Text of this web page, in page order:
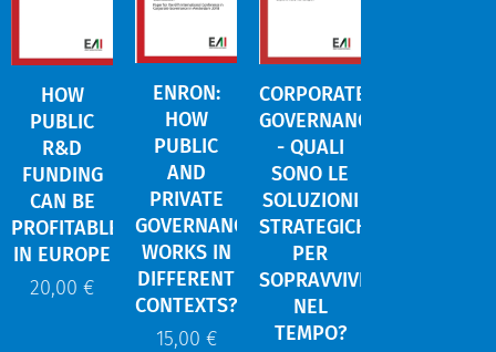
HOW
PUBLIC
R&D
FUNDING
CAN BE
PROFITABLE
IN EUROPE
20,00 €
ENRON:
HOW
PUBLIC
AND
PRIVATE
GOVERNANCE
WORKS IN
DIFFERENT
CONTEXTS?
15,00 €
CORPORATE
GOVERNANCE
- QUALI
SONO LE
SOLUZIONI
STRATEGICHE
PER
SOPRAVVIVERE
NEL
TEMPO?